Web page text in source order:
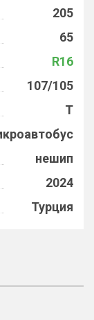
205
65
R16
107/105
T
нешип
2024
Турция